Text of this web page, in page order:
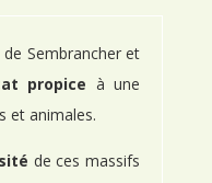
Sembrancher et
propice à une
et animales.
de ces massifs